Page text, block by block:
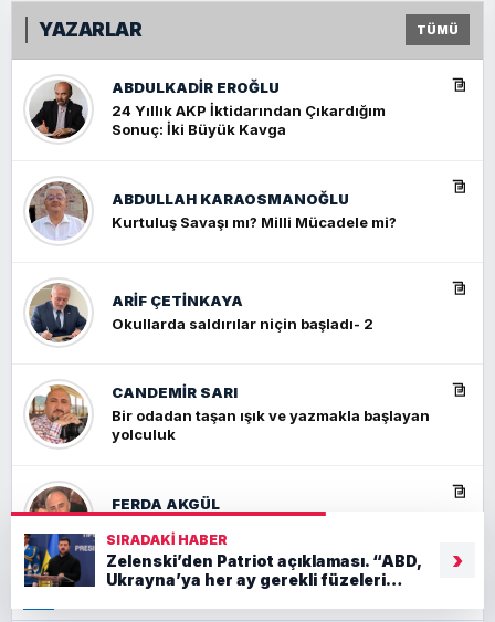
YAZARLAR TÜMÜ
ABDULKADIR EROĞLU
24 Yıllık AKP İktidarından Çıkardığım
Sonuç: İki Büyük Kavga
ABDULLAH KARAOSMANOĞLU
Kurtuluş Savaşı mı? Milli Mücadele mi?
ARIF ÇETİNKAYA
Okullarda saldırılar niçin başladı- 2
CANDEMIR SARI
Bir odadan taşan ışık ve yazmakla başlayan
yolculuk
FERDA AKGÜL
PIYASA BILGILERI
SIRADAKI HABER
Zelenski’den Patriot açıklaması. “ABD,
Ukrayna’ya her ay gerekli füzeleri
›